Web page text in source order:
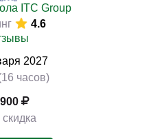
ITC Group
4.6
2027
часов)
скидка